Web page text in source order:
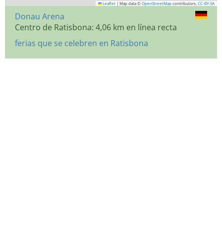
Leaflet | Map data © OpenStreetMap contributors, CC-BY-SA
Donau Arena
Centro de Ratisbona: 4,06 km en línea recta
ferias que se celebren en Ratisbona